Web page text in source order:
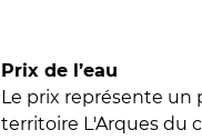
Prix de l’eau
Le prix représente un
territoire L'Arques du